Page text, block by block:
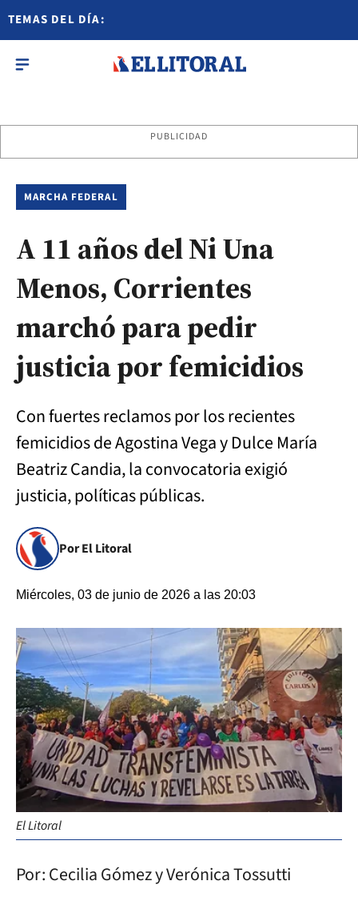
TEMAS DEL DÍA:
PUBLICIDAD
MARCHA FEDERAL
A 11 años del Ni Una
Menos, Corrientes
marchó para pedir
justicia por femicidios
Con fuertes reclamos por los recientes
femicidios de Agostina Vega y Dulce María
Beatriz Candia, la convocatoria exigió
justicia, políticas públicas.
Por El Litoral
Miércoles, 03 de junio de 2026 a las 20:03
El Litoral
Por: Cecilia Gómez y Verónica Tossutti